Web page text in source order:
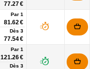
77.27 €
Par 1
81.62 €
Dès 3
77.54 €
Par 1
121.26 €
Dès 3